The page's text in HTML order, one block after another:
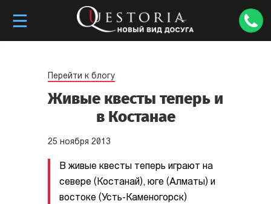
Перейти к блогу
Живые квесты теперь и
в Костанае
25 ноября 2013
В живые квесты теперь играют на
севере (Костанай), юге (Алматы) и
востоке (Усть-Каменогорск)